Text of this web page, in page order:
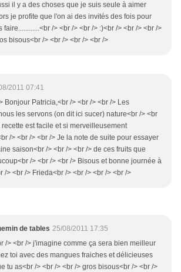
il y a des choses que je suis seule à aimer
je profite que l'on ai des invités des fois pour
faire............<br /> <br /> <br /> :)<br /> <br /> <br />
bisous<br /> <br /> <br /> <br />
2011 07:41
Bonjour Patricia,<br /> <br /> <br /> Les
les servons (on dit ici sucer) nature<br /> <br
recette est facile et si merveilleusement
/> <br /> <br /> Je la note de suite pour essayer
saison<br /> <br /> <br /> de ces fruits que
/> <br /> <br /> Bisous et bonne journée à
/> <br /> Frieda<br /> <br /> <br /> <br />
de tables 25/08/2011 17:35
/> <br /> j'imagine comme ça sera bien meilleur
toi avec des mangues fraiches et délicieuses
tu as<br /> <br /> <br /> gros bisous<br /> <br />